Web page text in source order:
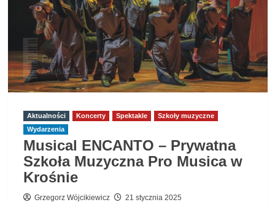
Strzyżowie
23.05.2025
Aktualności Koncerty Spektakle
Szkoły muzyczne
Wydarzenia
Musical ENCANTO – Prywatna
Szkoła Muzyczna Pro Musica w
Krośnie
Grzegorz Wójcikiewicz 21 stycznia 2025